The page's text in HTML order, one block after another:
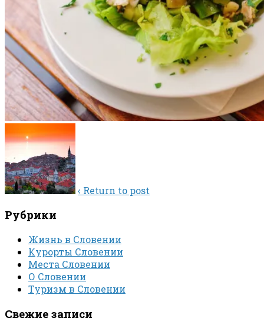
‹ Return to post
Рубрики
Жизнь в Словении
Курорты Словении
Места Словении
О Словении
Туризм в Словении
Свежие записи